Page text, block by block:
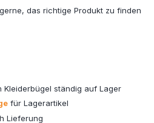
das richtige Produkt zu finden
Kleiderbügel ständig auf Lager
für Lagerartikel
Lieferung